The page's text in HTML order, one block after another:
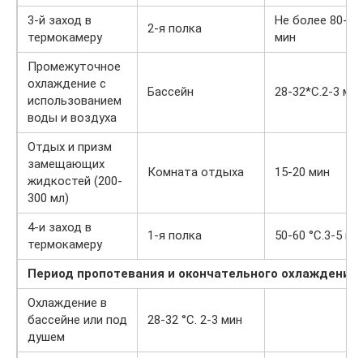
3-й заход в
термокамеру
2-я полка
Не более 80-80
мин
Промежуточное
охлаждение с
использованием
воды и воздуха
Бассейн 28-32*С.2-3 мин
Отдых и призм
замещающих
жидкостей (200-
300 мл)
Комната отдыха 15-20 мин
4-и заход в
термокамеру
1-я полка 50-60 °С.3-5
Период пропотевания и окончательного охлаждения
Охлаждение в
бассейне или под
душем
28-32 °С. 2-3 мин